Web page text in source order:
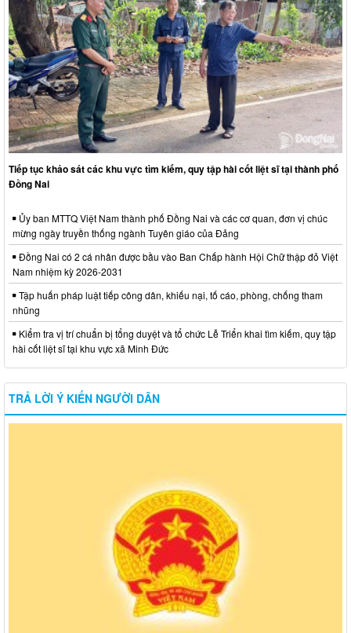
Tiếp tục khảo sát các khu vực tìm kiếm, quy tập hài cốt liệt sĩ tại thành phố
Đồng Nai
Ủy ban MTTQ Việt Nam thành phố Đồng Nai và các cơ quan, đơn vị chúc
mừng ngày truyền thống ngành Tuyên giáo của Đảng
Đồng Nai có 2 cá nhân được bầu vào Ban Chấp hành Hội Chữ thập đỏ Việt
Nam nhiệm kỳ 2026-2031
Tập huấn pháp luật tiếp công dân, khiếu nại, tố cáo, phòng, chống tham
nhũng
Kiểm tra vị trí chuẩn bị tổng duyệt và tổ chức Lễ Triển khai tìm kiếm, quy tập
hài cốt liệt sĩ tại khu vực xã Minh Đức
TRẢ LỜI Ý KIẾN NGƯỜI DÂN